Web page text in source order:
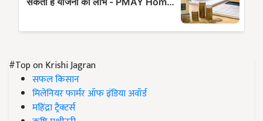
#Top on Krishi Jagran
सफल किसान
मिलेनियर फार्मर ऑफ इंडिया अवॉर्ड
महिंद्रा ट्रैक्टर्स